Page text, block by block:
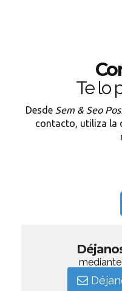
Te lo
Desde Sem & Seo
contacto, utiliza la